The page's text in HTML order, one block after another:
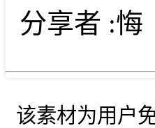
分享者 :悔
该素材为用户